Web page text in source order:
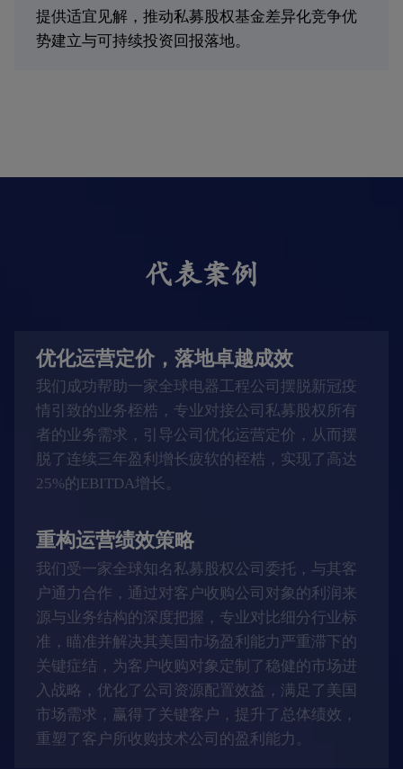
提供适宜见解，推动私募股权基金差异化竞争优
势建立与可持续投资回报落地。
代表案例
优化运营定价，落地卓越成效
我们成功帮助一家全球电器工程公司摆脱新冠疫
情引致的业务桎梏，专业对接公司私募股权所有
者的业务需求，引导公司优化运营定价，从而摆
脱了连续三年盈利增长疲软的桎梏，实现了高达
25%的EBITDA增长。
重构运营绩效策略
我们受一家全球知名私募股权公司委托，与其客
户通力合作，通过对客户收购公司对象的利润来
源与业务结构的深度把握，专业对比细分行业标
准，瞄准并解决其美国市场盈利能力严重滞下的
关键症结，为客户收购对象定制了稳健的市场进
入战略，优化了公司资源配置效益，满足了美国
市场需求，赢得了关键客户，提升了总体绩效，
重塑了客户所收购技术公司的盈利能力。